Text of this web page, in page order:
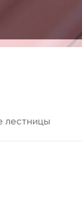
лестницы